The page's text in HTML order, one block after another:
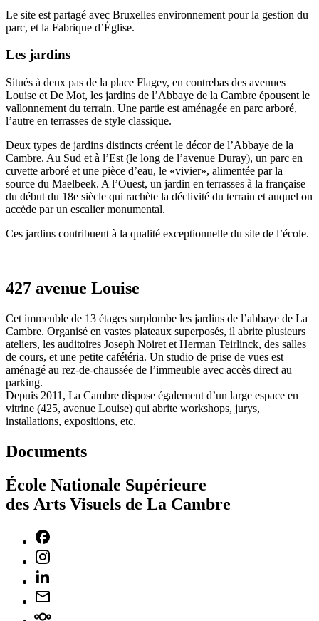
Le site est partagé avec Bruxelles environnement pour la gestion du
parc, et la Fabrique d’Église.
Les jardins
Situés à deux pas de la place Flagey, en contrebas des avenues
Louise et De Mot, les jardins de l’Abbaye de la Cambre épousent le
vallonnement du terrain. Une partie est aménagée en parc arboré,
l’autre en terrasses de style classique.
Deux types de jardins distincts créent le décor de l’Abbaye de la
Cambre. Au Sud et à l’Est (le long de l’avenue Duray), un parc en
cuvette arboré et une pièce d’eau, le «vivier», alimentée par la
source du Maelbeek. A l’Ouest, un jardin en terrasses à la française
du début du 18e siècle qui rachète la déclivité du terrain et auquel on
accède par un escalier monumental.
Ces jardins contribuent à la qualité exceptionnelle du site de l’école.
427 avenue Louise
Cet immeuble de 13 étages surplombe les jardins de l’abbaye de La
Cambre. Organisé en vastes plateaux superposés, il abrite plusieurs
ateliers, les auditoires Joseph Noiret et Herman Teirlinck, des salles
de cours, et une petite cafétéria. Un studio de prise de vues est
aménagé au rez-de-chaussée de l’immeuble avec accès direct au
parking.
Depuis 2011, La Cambre dispose également d’un large espace en
vitrine (425, avenue Louise) qui abrite workshops, jurys,
installations, expositions, etc.
Documents
École Nationale Supérieure
des Arts Visuels de La Cambre